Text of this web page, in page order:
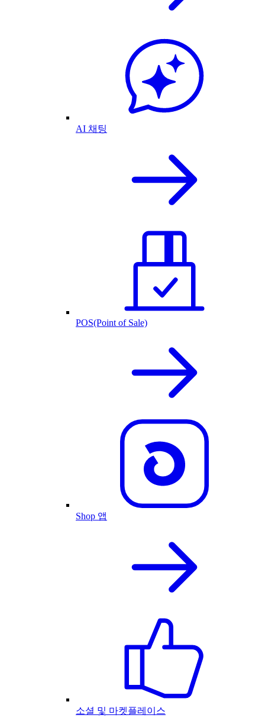
AI 채팅
POS(Point of Sale)
Shop 앱
소셜 및 마켓플레이스